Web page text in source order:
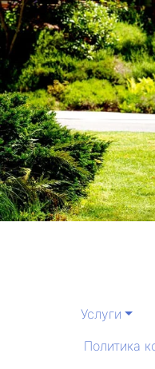
Услуги
Политика